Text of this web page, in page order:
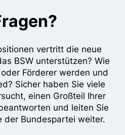
vertritt die neue
BSW unterstützen? Wie
Förderer werden und
Sicher haben Sie viele
einen Großteil Ihrer
und leiten Sie
der Bundespartei weiter.